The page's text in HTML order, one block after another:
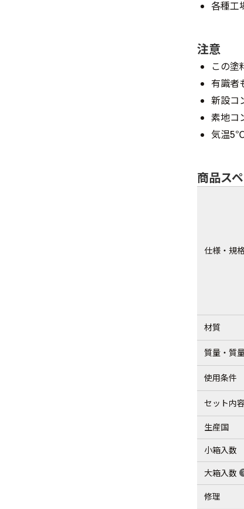
各種工
注意
この塗
有識者
新設コ
素地コ
気温5℃
商品ス
仕様・規
材質
質量・質
使用条件
セット内
生産国
小箱入数
大箱入数
修理